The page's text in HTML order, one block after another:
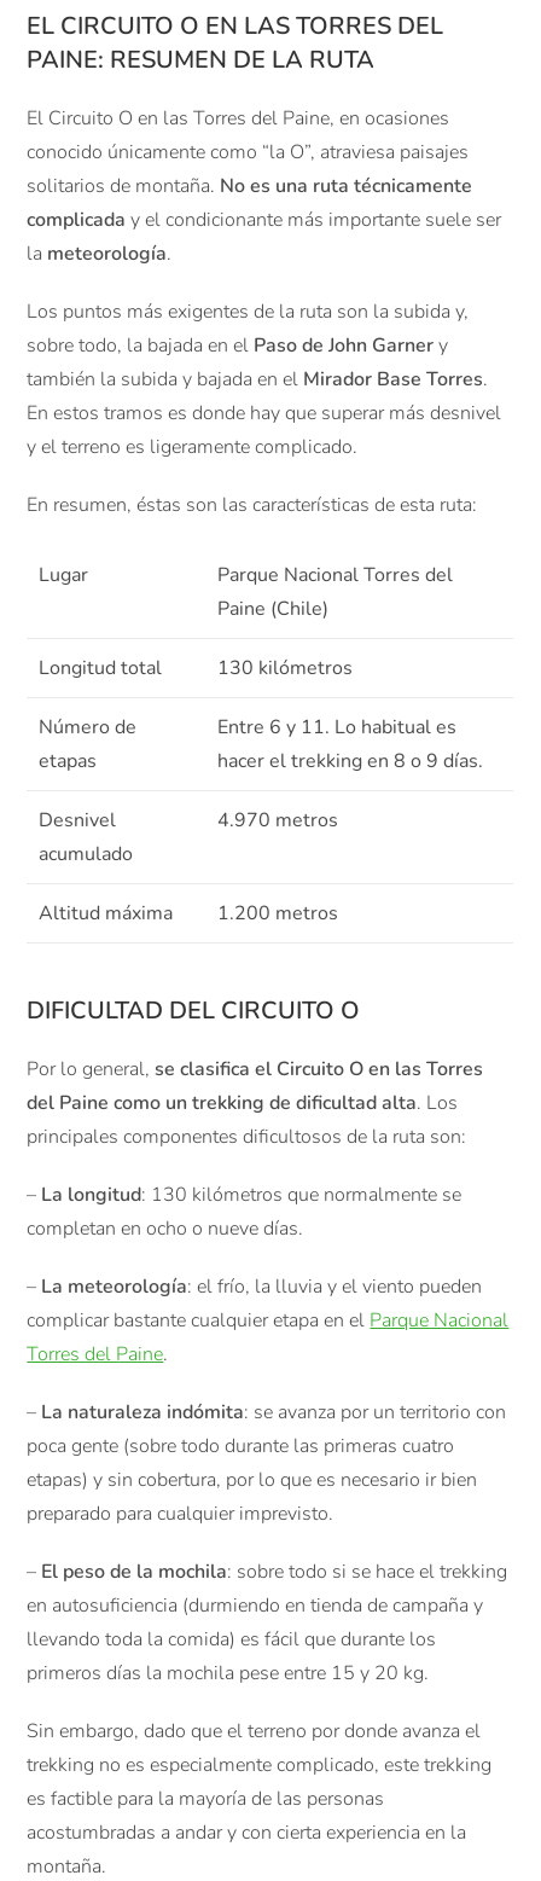
EL CIRCUITO O EN LAS TORRES DEL
PAINE: RESUMEN DE LA RUTA
El Circuito O en las Torres del Paine, en ocasiones
conocido únicamente como “la O”, atraviesa paisajes
solitarios de montaña. No es una ruta técnicamente
complicada y el condicionante más importante suele ser
la meteorología.
Los puntos más exigentes de la ruta son la subida y,
sobre todo, la bajada en el Paso de John Garnery
también la subida y bajada en el Mirador Base Torres.
En estos tramos es donde hay que superar más desnivel
y el terreno es ligeramente complicado.
En resumen, éstas son las características de esta ruta:
Lugar
Parque Nacional Torres del
Paine (Chile)
Longitud total 130 kilómetros
Número de
etapas
Entre 6 y 11. Lo habitual es
hacer el trekking en 8 o 9 días.
Desnivel
acumulado
4.970 metros
Altitud máxima 1.200 metros
DIFICULTAD DEL CIRCUITO O
Por lo general,se clasifica el Circuito O en las Torres
del Paine como un trekking de dificultad alta. Los
principales componentes dificultosos de la ruta son:
– La longitud: 130 kilómetros que normalmente se
completan en ocho o nueve días.
– La meteorología: el frío, la lluvia y el viento pueden
complicar bastante cualquier etapa en el Parque Nacional
Torres del Paine.
– La naturaleza indómita: se avanza por un territorio con
poca gente (sobre todo durante las primeras cuatro
etapas) y sin cobertura, por lo que es necesario ir bien
preparado para cualquier imprevisto.
– El peso de la mochila: sobre todo si se hace el trekking
en autosuficiencia (durmiendo en tienda de campaña y
llevando toda la comida) es fácil que durante los
primeros días la mochila pese entre 15 y 20 kg.
Sin embargo, dado que el terreno por donde avanza el
trekking no es especialmente complicado, este trekking
es factible para la mayoría de las personas
acostumbradas a andar y con cierta experiencia en la
montaña.